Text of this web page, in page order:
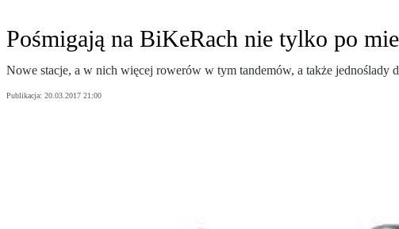
Pośmigają na BiKeRach nie tylko po
Nowe stacje, a w nich więcej rowerów w tym tandemów, a także
Publikacja: 20.03.2017 21:00